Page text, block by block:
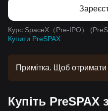
Курс SpaceX（Pre-IPO）
Купити PreSPAX
Примітка. Щоб
вона стане доступною
Купіть PreSPAX